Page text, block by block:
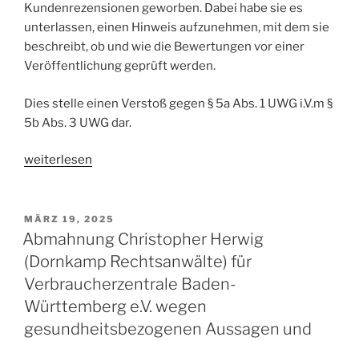
Kundenrezensionen geworben. Dabei habe sie es
unterlassen, einen Hinweis aufzunehmen, mit dem sie
beschreibt, ob und wie die Bewertungen vor einer
Veröffentlichung geprüft werden.
Dies stelle einen Verstoß gegen § 5a Abs. 1 UWG i.V.m §
5b Abs. 3 UWG dar.
„Abmahnung
wegen
irreführender
Werbung
–
Fehlende
Angaben
zu
weiterlesen
VERÖFFENTLICHT
AM
MÄRZ 19, 2025
Abmahnung Christopher Herwig
(Dornkamp Rechtsanwälte) für
Verbraucherzentrale Baden-
Württemberg e.V. wegen
gesundheitsbezogenen Aussagen und